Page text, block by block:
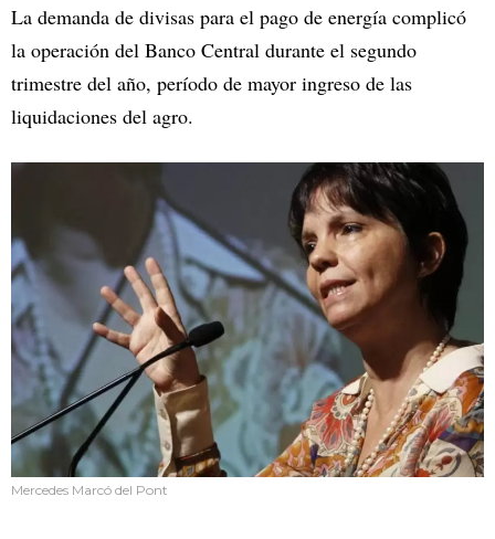
La demanda de divisas para el pago de energía complicó
la operación del Banco Central durante el segundo
trimestre del año, período de mayor ingreso de las
liquidaciones del agro.
Mercedes Marcó del Pont